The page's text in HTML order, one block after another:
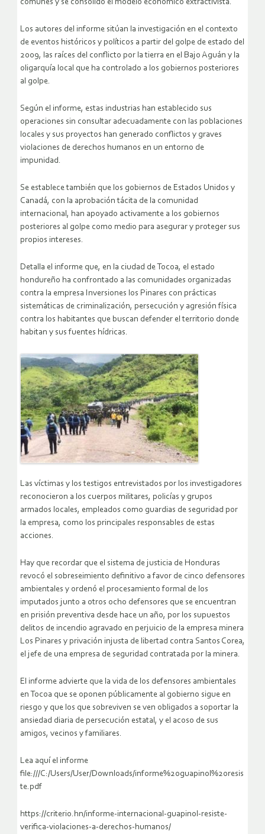
comunes y se consolidó el modelo económico extractivista.
Los autores del informe sitúan la investigación en el contexto
de eventos históricos y políticos a partir del golpe de estado del
2009, las raíces del conflicto por la tierra en el Bajo Aguán y la
oligarquía local que ha controlado a los gobiernos posteriores
al golpe.
Según el informe, estas industrias han establecido sus
operaciones sin consultar adecuadamente con las poblaciones
locales y sus proyectos han generado conflictos y graves
violaciones de derechos humanos en un entorno de
impunidad.
Se establece también que los gobiernos de Estados Unidos y
Canadá, con la aprobación tácita de la comunidad
internacional, han apoyado activamente a los gobiernos
posteriores al golpe como medio para asegurar y proteger sus
propios intereses.
Detalla el informe que, en la ciudad de Tocoa, el estado
hondureño ha confrontado a las comunidades organizadas
contra la empresa Inversiones los Pinares con prácticas
sistemáticas de criminalización, persecución y agresión física
contra los habitantes que buscan defender el territorio donde
habitan y sus fuentes hídricas.
Las víctimas y los testigos entrevistados por los investigadores
reconocieron a los cuerpos militares, policías y grupos
armados locales, empleados como guardias de seguridad por
la empresa, como los principales responsables de estas
acciones.
Hay que recordar que el sistema de justicia de Honduras
revocó el sobreseimiento definitivo a favor de cinco defensores
ambientales y ordenó el procesamiento formal de los
imputados junto a otros ocho defensores que se encuentran
en prisión preventiva desde hace un año, por los supuestos
delitos de incendio agravado en perjuicio de la empresa minera
Los Pinares y privación injusta de libertad contra Santos Corea,
el jefe de una empresa de seguridad contratada por la minera.
El informe advierte que la vida de los defensores ambientales
en Tocoa que se oponen públicamente al gobierno sigue en
riesgo y que los que sobreviven se ven obligados a soportar la
ansiedad diaria de persecución estatal, y el acoso de sus
amigos, vecinos y familiares.
Lea aquí el informe
file:///C:/Users/User/Downloads/informe%20guapinol%20resis
te.pdf
https://criterio.hn/informe-internacional-guapinol-resiste-
verifica-violaciones-a-derechos-humanos/